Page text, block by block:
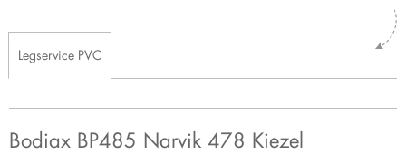
Legservice PVC
Bodiax BP485 Narvik 478 Kiezel